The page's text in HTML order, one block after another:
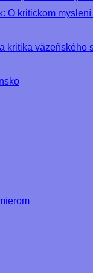
O kritickom
kritika väzeňského